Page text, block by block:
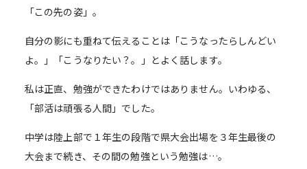
「この先の姿」。
自分の影にも重ねて伝えることは「こうなったらしんどい
よ。」「こうなりたい？。」とよく話します。
私は正直、勉強ができたわけではありません。いわゆる、
「部活は頑張る人間」でした。
中学は陸上部で１年生の段階で県大会出場を３年生最後の
大会まで続き、その間の勉強という勉強は…。